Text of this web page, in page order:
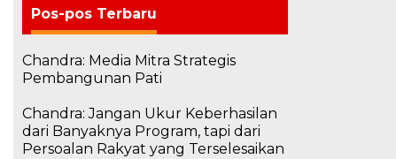
Pos-pos Terbaru
Chandra: Media Mitra Strategis
Pembangunan Pati
Chandra: Jangan Ukur Keberhasilan
dari Banyaknya Program, tapi dari
Persoalan Rakyat yang Terselesaikan